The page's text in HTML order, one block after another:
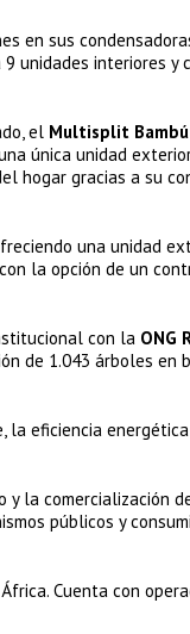
en sus
unidades interiores y
el Multisplit
única unidad
hogar gracias a su
una unidad
la opción de un
con la ONG
de 1.043 árboles en
la eficiencia
y la comercialización
públicos y
Cuenta con